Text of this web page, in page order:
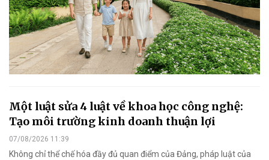
Một luật sửa 4 luật về khoa học công nghệ:
Tạo môi trường kinh doanh thuận lợi
07/08/2026 11:39
Không chỉ thể chế hóa đầy đủ quan điểm của Đảng, pháp luật của